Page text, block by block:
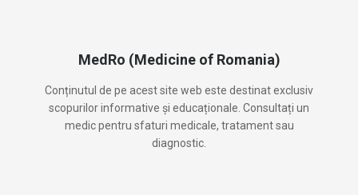
MedRo (Medicine of Romania)
Conținutul de pe acest site web este destinat exclusiv
scopurilor informative și educaționale. Consultați un
medic pentru sfaturi medicale, tratament sau
diagnostic.